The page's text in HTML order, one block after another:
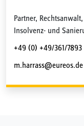
Partner,
Insolvenz- und
+49 (0) +49/361/7893
m.harrass@eureos.de